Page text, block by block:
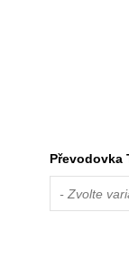
Převodovka
- Zvolte